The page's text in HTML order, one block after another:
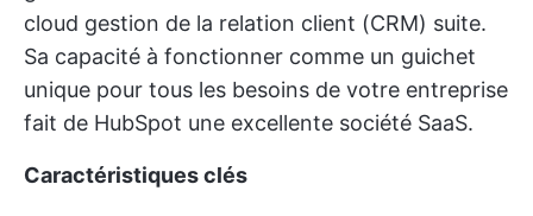
cloud gestion de la relation client (CRM) suite.
Sa capacité à fonctionner comme un guichet
unique pour tous les besoins de votre entreprise
fait de HubSpot une excellente société SaaS.
Caractéristiques clés